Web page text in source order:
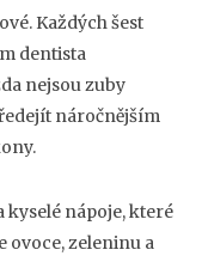
Každých šest
dentista
nejsou zuby
náročnějším
kyselé nápoje, které
ovoce, zeleninu a